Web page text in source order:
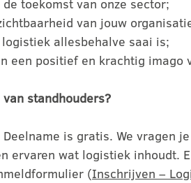
toekomst van onze sector;
van jouw
allesbehalve saai is;
een positief en krachtig
standhouders?
is gratis. We vragen
ervaren wat logistiek
(Inschrijven –